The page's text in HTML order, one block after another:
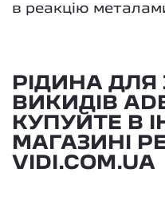
в реакцію
РІДИНА
ВИКИДІВ
КУПУЙТЕ В
МАГАЗИНІ
VIDI.COM.UA